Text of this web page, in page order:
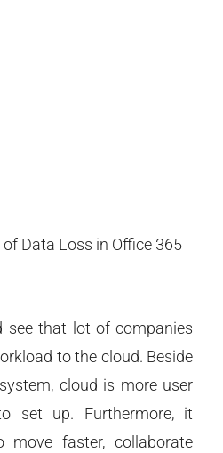
Data Loss in Office 365
see that lot of companies
to the cloud. Beside
cloud is more user
set up. Furthermore, it
move faster, collaborate